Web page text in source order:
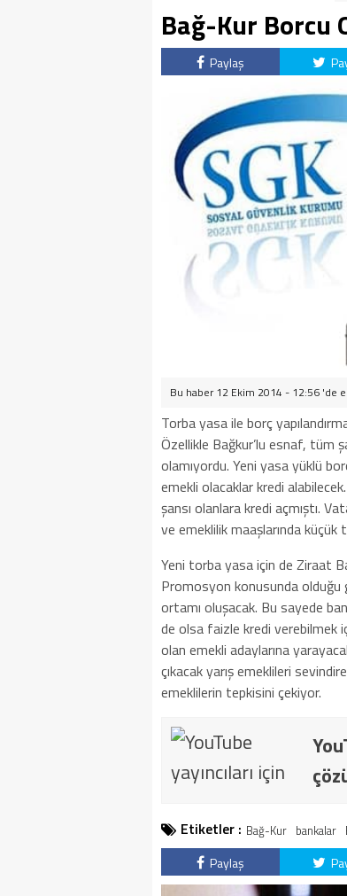
Bağ-Kur Borcu
Paylaş
Bu haber 12 Ekim 2014 - 12:56 'de
Torba yasa ile borç
Özellikle Bağkur’lu esnaf, tüm
olamıyordu. Yeni yasa yüklü
emekli olacaklar kredi
şansı olanlara kredi açmıştı.
ve emeklilik maaşlarında
Yeni torba yasa için de Ziraat
Promosyon konusunda olduğu
ortamı oluşacak. Bu sayede
de olsa faizle kredi verebilmek
olan emekli adaylarına
çıkacak yarış emeklileri
emeklilerin tepkisini çekiyor.
Etiketler : Bağ-Kur bankalar
Paylaş